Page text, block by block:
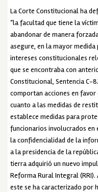
La Corte Constitucional ha
“la facultad que tiene la
abandonar de manera
asegure, en la mayor
intereses constitucionales
que se encontraba con
Constitucional, Sentencia C-
comportan acciones en favor
cuanto a las medidas de
establece medidas para
funcionarios involucrados en
la confidencialidad de la
a la presidencia de la
tierra adquirió un nuevo
Reforma Rural Integral
este se ha caracterizado por